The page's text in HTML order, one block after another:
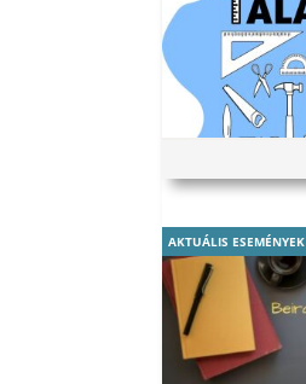
AKTUÁLIS ESEMÉNYEK